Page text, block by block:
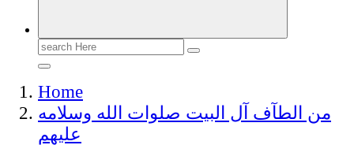
Search
for:
Home
من الطآف آل البيت صلوات الله وسلامه
عليهم